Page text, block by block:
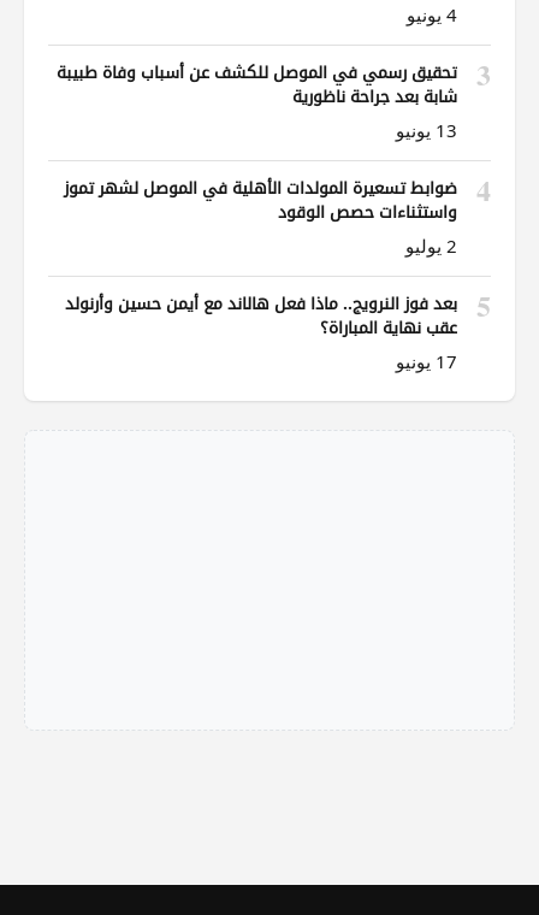
4 يونيو
3
تحقيق رسمي في الموصل للكشف عن أسباب وفاة طبيبة
شابة بعد جراحة ناظورية
13 يونيو
4
ضوابط تسعيرة المولدات الأهلية في الموصل لشهر تموز
واستثناءات حصص الوقود
2 يوليو
5
بعد فوز النرويج.. ماذا فعل هالاند مع أيمن حسين وأرنولد
عقب نهاية المباراة؟
17 يونيو